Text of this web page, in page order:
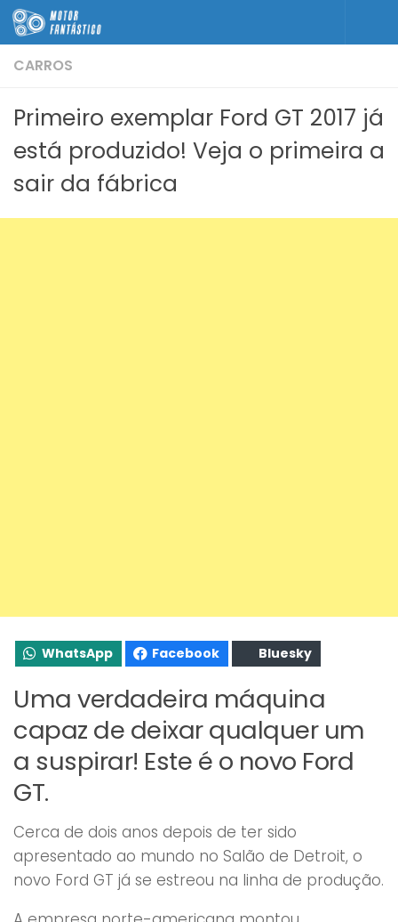
Skip to content
CARROS
Primeiro exemplar Ford GT 2017 já
está produzido! Veja o primeira a
sair da fábrica
WhatsApp Facebook Bluesky
Uma verdadeira máquina
capaz de deixar qualquer um
a suspirar! Este é o novo Ford
GT.
Cerca de dois anos depois de ter sido
apresentado ao mundo no Salão de Detroit, o
novo Ford GT já se estreou na linha de produção.